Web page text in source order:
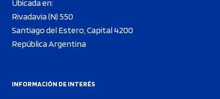
Ubicada en:
Rivadavia (N) 550
Santiago del Estero, Capital 4200
República Argentina
INFORMACIÓN DE INTERÉS